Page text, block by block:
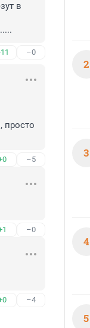
в
–0
просто
–5
–0
–4
2
3
4
5